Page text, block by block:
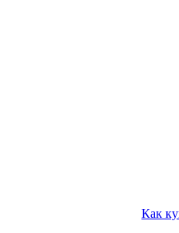
Как